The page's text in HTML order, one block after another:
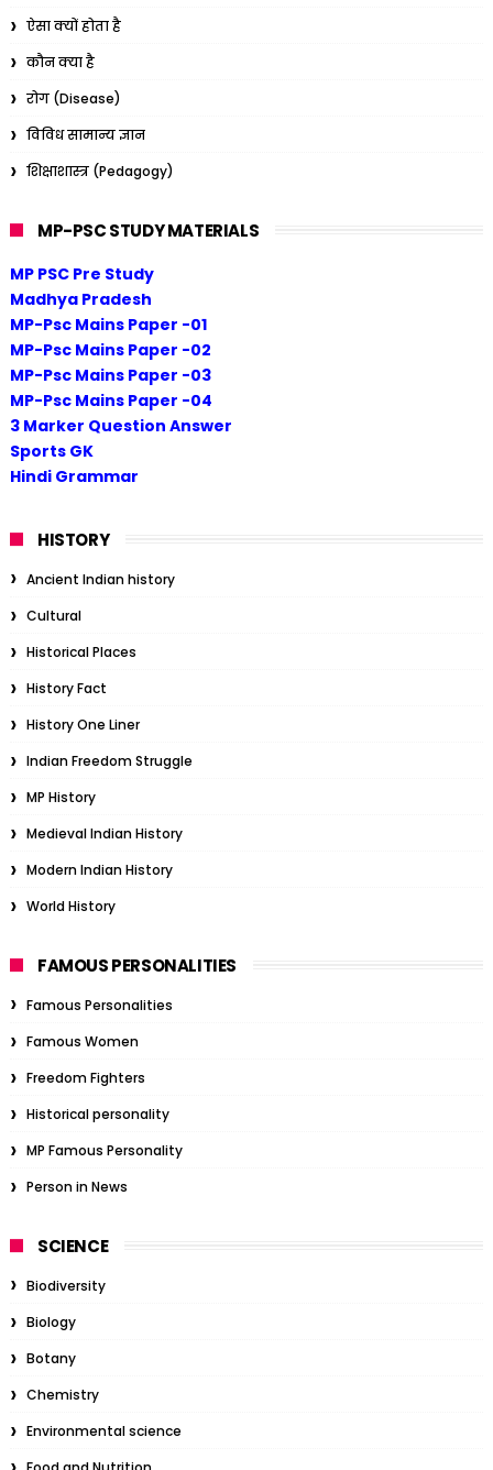
ऐसा क्यों होता है
कौन क्या है
रोग (Disease)
विविध सामान्य ज्ञान
शिक्षाशास्त्र (Pedagogy)
MP-PSC STUDY MATERIALS
MP PSC Pre Study
Madhya Pradesh
MP-Psc Mains Paper -01
MP-Psc Mains Paper -02
MP-Psc Mains Paper -03
MP-Psc Mains Paper -04
3 Marker Question Answer
Sports GK
Hindi Grammar
HISTORY
Ancient Indian history
Cultural
Historical Places
History Fact
History One Liner
Indian Freedom Struggle
MP History
Medieval Indian History
Modern Indian History
World History
FAMOUS PERSONALITIES
Famous Personalities
Famous Women
Freedom Fighters
Historical personality
MP Famous Personality
Person in News
SCIENCE
Biodiversity
Biology
Botany
Chemistry
Environmental science